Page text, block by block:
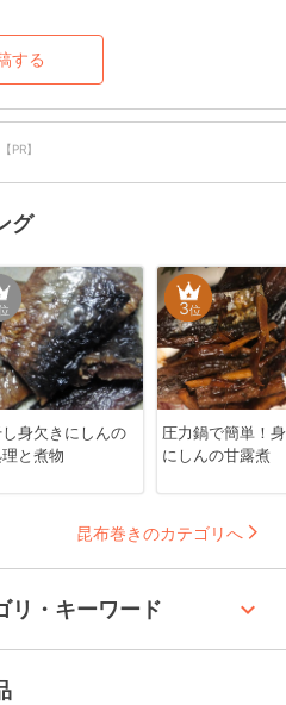
する
【PR】
グ
身欠きにしんの
と煮物
3位
圧力鍋で簡単！
にしんの甘露煮
昆布巻きのカテゴリへ
リ・キーワード keyboard_arrow_up